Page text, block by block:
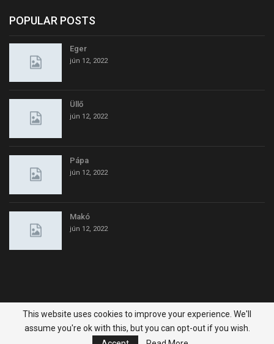
POPULAR POSTS
Eger
jún 12, 2022
Üllő
jún 12, 2022
Pápa
jún 12, 2022
Makó
jún 12, 2022
© 2026 - ingatlanegy.hu. All Rights Reserved.
Website Design:
This website uses cookies to improve your experience. We'll
assume you're ok with this, but you can opt-out if you wish.